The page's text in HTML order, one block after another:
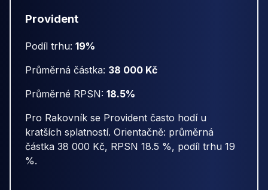
Provident
Podíl trhu: 19%
Průměrná částka: 38 000 Kč
Průměrné RPSN: 18.5%
Pro Rakovník se Provident často hodí u
kratších splatností. Orientačně: průměrná
částka 38 000 Kč, RPSN 18.5 %, podíl trhu 19
%.